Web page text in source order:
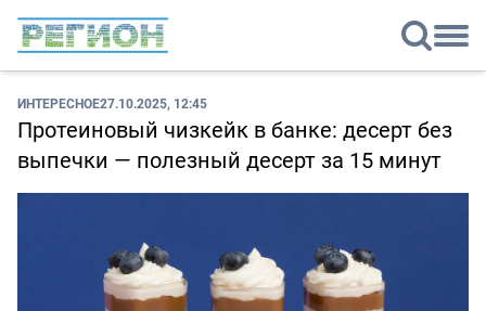
ИНТЕРЕСНОЕ27.10.2025, 12:45
Протеиновый чизкейк в банке: десерт без
выпечки — полезный десерт за 15 минут